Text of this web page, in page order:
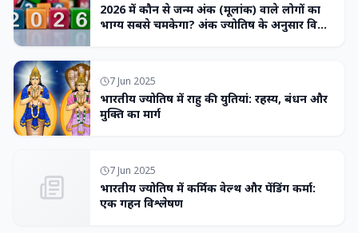
2026 में कौन से जन्म अंक (मूलांक) वाले लोगों का
भाग्य सबसे चमकेगा? अंक ज्योतिष के अनुसार विशेष
7 Jun 2025
भारतीय ज्योतिष में राहु की युतियां: रहस्य, बंधन और
मुक्ति का मार्ग
7 Jun 2025
भारतीय ज्योतिष में कर्मिक वेल्थ और पेंडिंग कर्मा:
एक गहन विश्लेषण